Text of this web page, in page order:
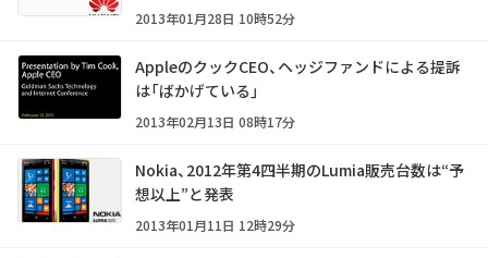
2013年01月28日 10時52分
AppleのクックCEO、ヘッジファンドによる提訴
は「ばかげている」
2013年02月13日 08時17分
Nokia、2012年第4四半期のLumia販売台数は“予
想以上”と発表
2013年01月11日 12時29分